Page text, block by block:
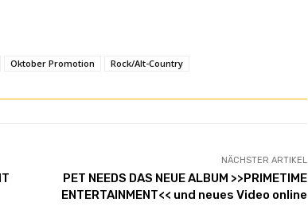
Oktober Promotion Rock/Alt-Country
NÄCHSTER ARTIKEL
PET NEEDS DAS NEUE ALBUM >>PRIMETIME
ENTERTAINMENT<< und neues Video online